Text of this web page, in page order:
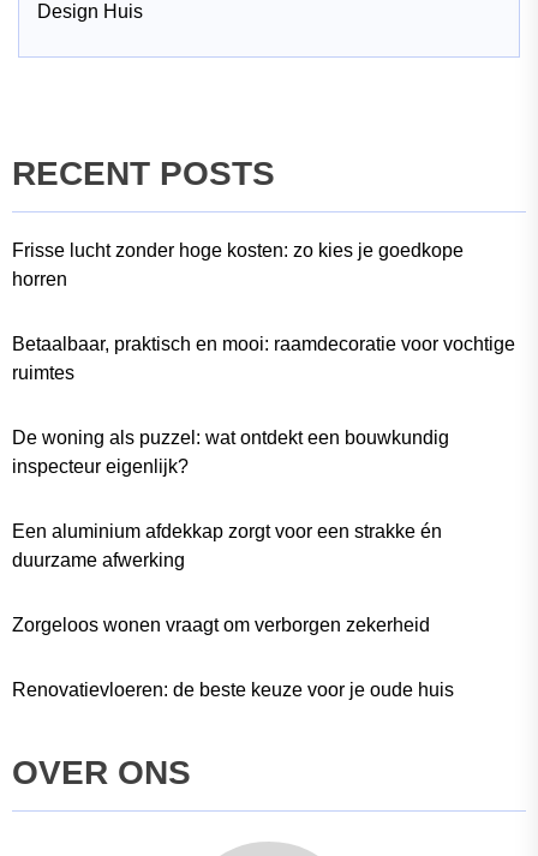
Design Huis
RECENT POSTS
Frisse lucht zonder hoge kosten: zo kies je goedkope
horren
Betaalbaar, praktisch en mooi: raamdecoratie voor vochtige
ruimtes
De woning als puzzel: wat ontdekt een bouwkundig
inspecteur eigenlijk?
Een aluminium afdekkap zorgt voor een strakke én
duurzame afwerking
Zorgeloos wonen vraagt om verborgen zekerheid
Renovatievloeren: de beste keuze voor je oude huis
OVER ONS